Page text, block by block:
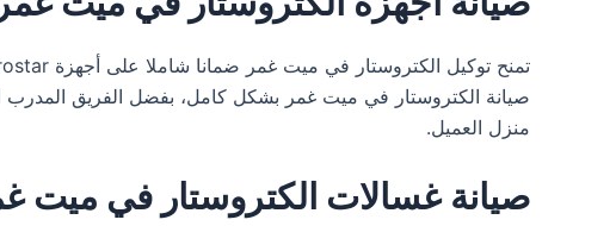
صيانة الكتروستار في ميت غمر بشكل كامل، بفضل الفريق المدرب
منزل العميل.
صيانة غسالات الكتروستار في ميت